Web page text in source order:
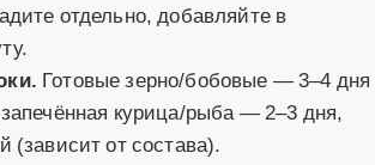
отдельно, добавляйте в
Готовые зерно/бобовые — 3–4 дня
курица/рыба — 2–3 дня,
от состава).